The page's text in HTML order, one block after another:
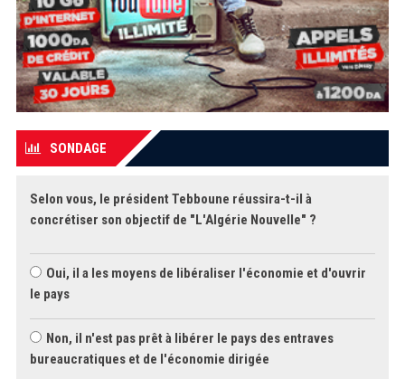
SONDAGE
Selon vous, le président Tebboune réussira-t-il à
concrétiser son objectif de "L'Algérie Nouvelle" ?
Oui, il a les moyens de libéraliser l'économie et d'ouvrir
le pays
Non, il n'est pas prêt à libérer le pays des entraves
bureaucratiques et de l'économie dirigée